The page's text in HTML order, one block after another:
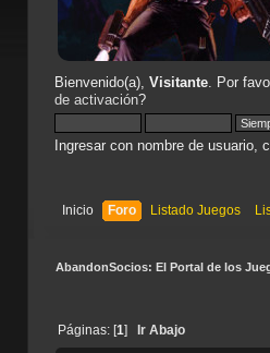
Bienvenido(a), Visitante. Por
de activación?
Ingresar con nombre de usuario,
Inicio Foro Listado Juegos
AbandonSocios: El Portal de los
Páginas: [1] Ir Abajo